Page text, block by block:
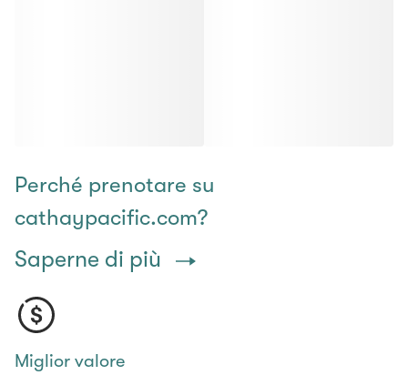
Perché prenotare su
cathaypacific.com?
Saperne di più
Miglior valore